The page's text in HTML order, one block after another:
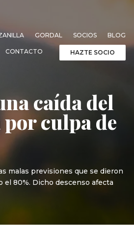
GORDAL SOCIOS BLOG
CONTACTO HAZTE SOCIO
caída del
culpa de
malas previsiones que se dieron
el 80%. Dicho descenso afecta